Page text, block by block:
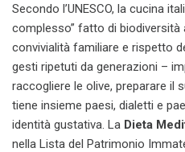
Secondo l’UNESCO, la cucina
complesso” fatto di biodiversità
convivialità familiare e rispetto
gesti ripetuti da generazioni –
raccogliere le olive, preparare il
tiene insieme paesi, dialetti e
identità gustativa. La Dieta
nella Lista del Patrimonio